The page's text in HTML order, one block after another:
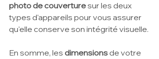
photo de couverture sur les deux
types d'appareils pour vous assurer
qu'elle conserve son intégrité visuelle.
En somme, les dimensions de votre